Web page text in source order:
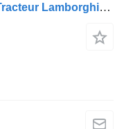
LIVRET d' utilisation et entretien Tracteur Lamborghini uputstvo za upotrebu za kamiona